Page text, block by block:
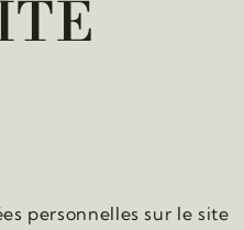
personnelles sur le site